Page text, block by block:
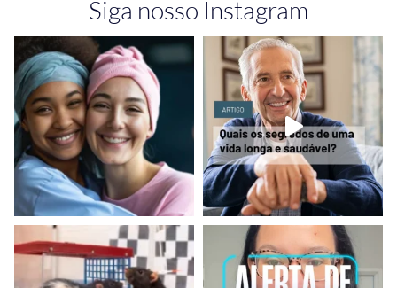
Siga nosso Instagram